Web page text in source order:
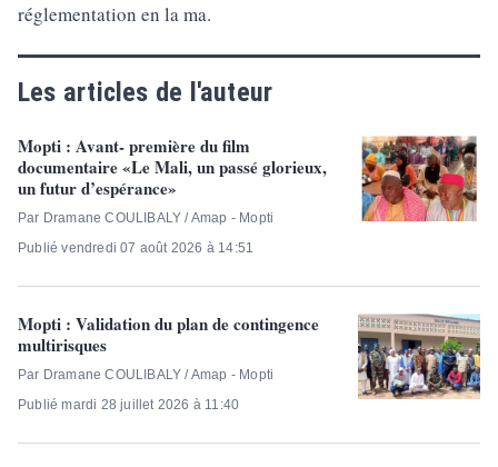
réglementation en la ma.
Les articles de l'auteur
Mopti : Avant- première du film
documentaire «Le Mali, un passé glorieux,
un futur d’espérance»
Par Dramane COULIBALY / Amap - Mopti
Publié vendredi 07 août 2026 à 14:51
Mopti : Validation du plan de contingence
multirisques
Par Dramane COULIBALY / Amap - Mopti
Publié mardi 28 juillet 2026 à 11:40